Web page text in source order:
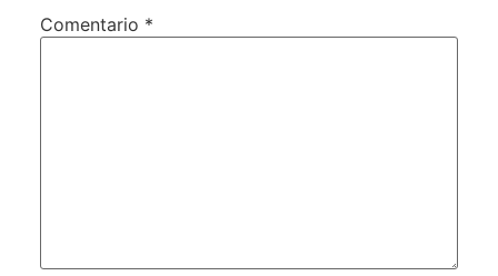
Comentario *